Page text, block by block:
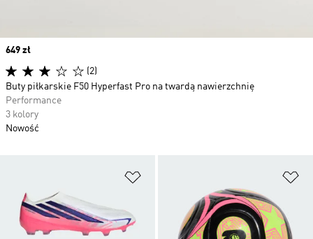
Price
649 zł
(2)
Buty piłkarskie F50 Hyperfast Pro na twardą nawierzchnię
Performance
3 kolory
Nowość